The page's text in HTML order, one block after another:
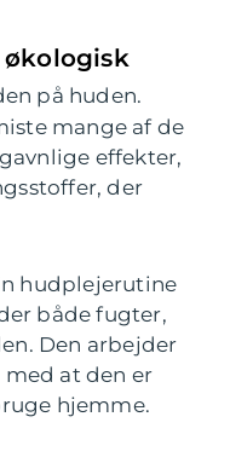
økologisk
på huden.
mange af de
effekter,
der
hudplejerutine
både fugter,
Den arbejder
at den er
hjemme.